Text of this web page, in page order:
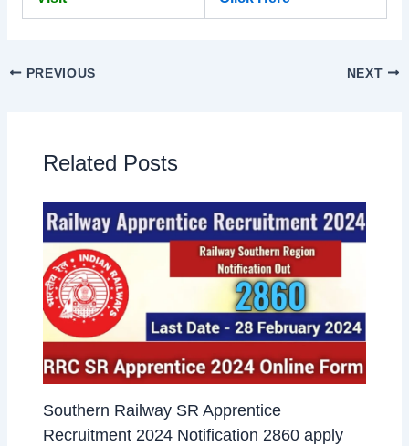
PREVIOUS NEXT
Related Posts
Southern Railway SR Apprentice
Recruitment 2024 Notification 2860 apply